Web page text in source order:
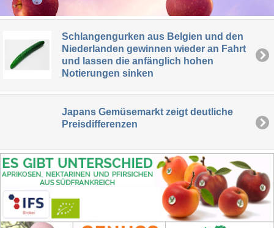
Schlangengurken aus Belgien und den
Niederlanden gewinnen wieder an Fahrt
und lassen die anfänglich hohen
Notierungen sinken
Japans Gemüsemarkt zeigt deutliche
Preisdifferenzen